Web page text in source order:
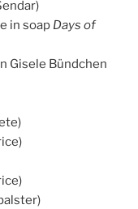
in soap Days of
Gisele Bündchen